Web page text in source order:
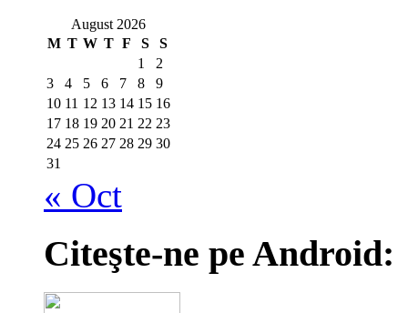
August 2026
M T W T F S
S
1
2
3
4 5 6 7 8
9
10 11 12 13 14 15 16
17 18 19 20 21 22 23
24 25 26 27 28 29 30
31
« Oct
Citeşte-ne pe Android: